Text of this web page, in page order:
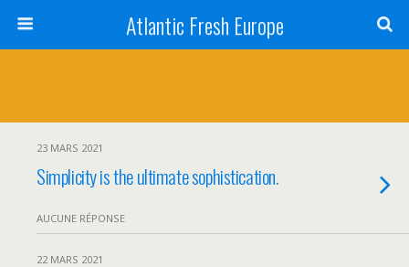
Atlantic Fresh Europe
23 MARS 2021
Simplicity is the ultimate sophistication.
AUCUNE RÉPONSE
22 MARS 2021